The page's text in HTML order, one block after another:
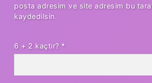
posta adresim ve site adresim bu
kaydedilsin.
6 + 2 kaçtır? *